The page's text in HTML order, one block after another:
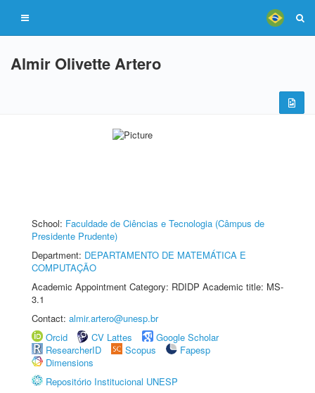
Almir Olivette Artero
School: Faculdade de Ciências e Tecnologia (Câmpus de
Presidente Prudente)
Department: DEPARTAMENTO DE MATEMÁTICA E
COMPUTAÇÃO
Academic Appointment Category: RDIDP Academic title: MS-
3.1
Contact: almir.artero@unesp.br
Orcid
CV Lattes
Google Scholar
ResearcherID
Scopus
Fapesp
Dimensions
Repositório Institucional UNESP